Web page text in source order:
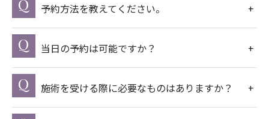
予約方法を教えてください。
当日の予約は可能ですか？
施術を受ける際に必要なものはありますか？